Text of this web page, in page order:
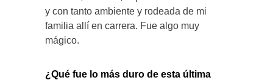
y con tanto ambiente y rodeada de mi
familia allí en carrera. Fue algo muy
mágico.
¿Qué fue lo más duro de esta última